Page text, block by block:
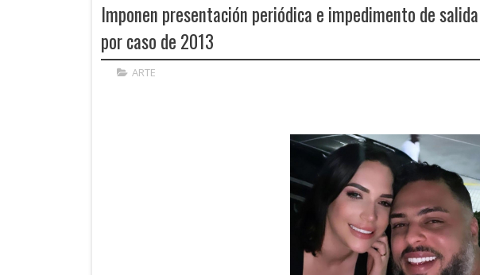
Imponen presentación periódica e impedimento de
por caso de 2013
ARTE